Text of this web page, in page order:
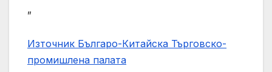
„
Източник Българо-Китайска Търговско-
промишлена палaта